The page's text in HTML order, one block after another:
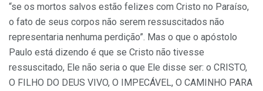
“se os mortos salvos estão felizes com Cristo no Paraíso,
o fato de seus corpos não serem ressuscitados não
representaria nenhuma perdição”. Mas o que o apóstolo
Paulo está dizendo é que se Cristo não tivesse
ressuscitado, Ele não seria o que Ele disse ser: o CRISTO,
O FILHO DO DEUS VIVO, O IMPECÁVEL, O CAMINHO PARA